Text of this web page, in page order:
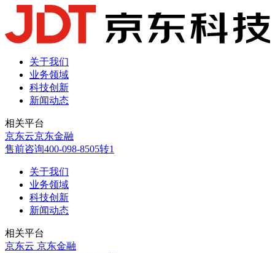
关于我们
业务领域
科技创新
新闻动态
相关平台
京东云京东金融
售前咨询400-098-8505转1
关于我们
业务领域
科技创新
新闻动态
相关平台
京东云 京东金融